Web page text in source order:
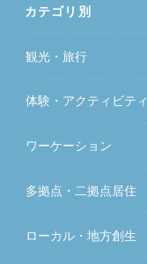
カテゴリ別
観光・旅行
体験・アクティビティ
ワーケーション
多拠点・二拠点居住
ローカル・地方創生